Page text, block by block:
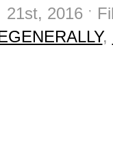
21st, 2016 ˑ
,